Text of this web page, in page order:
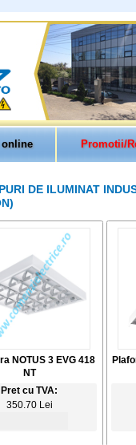
Promotii/
DE ILUMINAT
NOTUS 3 EVG 418
NT
Pret cu TVA:
350.70 Lei